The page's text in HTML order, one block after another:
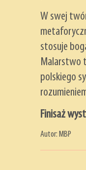
W swej
stosuje
Malarstwo
polskiego
Finisaż
Autor: MBP